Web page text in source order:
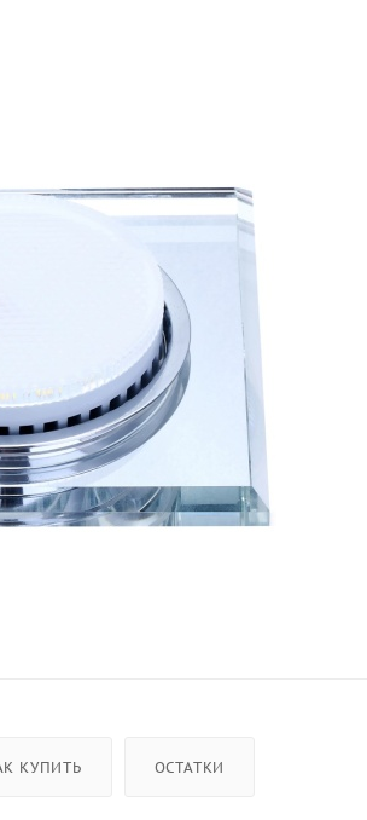
КУПИТЬ ОСТАТКИ